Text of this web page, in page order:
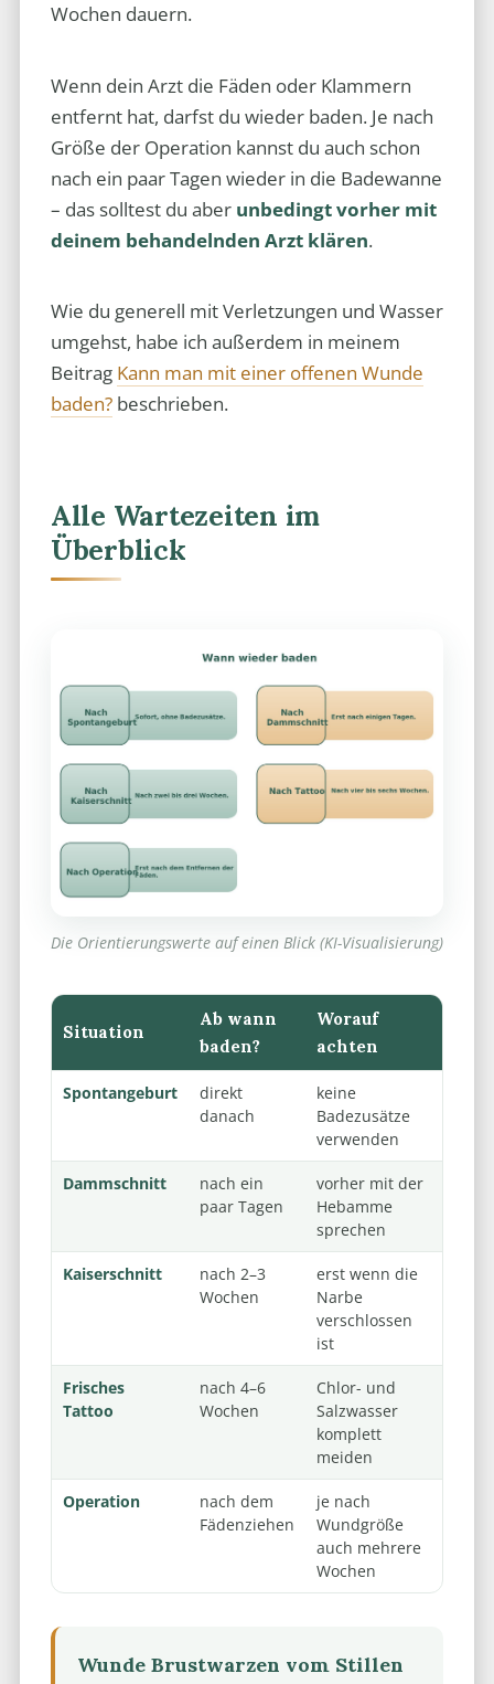
Wochen dauern.
Wenn dein Arzt die Fäden oder Klammern
entfernt hat, darfst du wieder baden. Je nach
Größe der Operation kannst du auch schon
nach ein paar Tagen wieder in die Badewanne
– das solltest du aber unbedingt vorher mit
deinem behandelnden Arzt klären.
Wie du generell mit Verletzungen und Wasser
umgehst, habe ich außerdem in meinem
Beitrag Kann man mit einer offenen Wunde
baden?beschrieben.
Alle Wartezeiten im
Überblick
Die Orientierungswerte auf einen Blick (KI-Visualisierung)
Situation
Ab wann
baden?
Worauf
achten
Spontangeburt
direkt
danach
keine
Badezusätze
verwenden
Dammschnitt
nach ein
paar Tagen
vorher mit der
Hebamme
sprechen
Kaiserschnitt
nach 2–3
Wochen
erst wenn die
Narbe
verschlossen
ist
Frisches
Tattoo
nach 4–6
Wochen
Chlor- und
Salzwasser
komplett
meiden
Operation
nach dem
Fädenziehen
je nach
Wundgröße
auch mehrere
Wochen
Wunde Brustwarzen vom Stillen